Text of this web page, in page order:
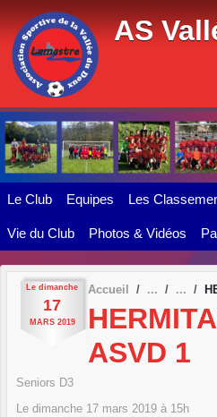
AS
Le Club Equipes Les
Vie du Club Photos & Vidéos
Le dimanche
17
MARS 2019
Accueil
ASVD 1
Seniors D3
Le dimanche 17 mars 2019 à 15h
Panneau de gestion des cookies